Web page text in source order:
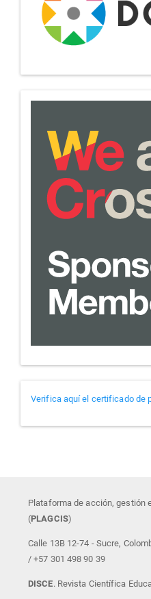
are-
crossref
de
Verifica aquí el certificado de
Plataforma de acción, gestión
(PLAGCIS)
Calle 13B 12-74 - Sucre,
/ +57 301 498 90 39
DISCE. Revista Científica